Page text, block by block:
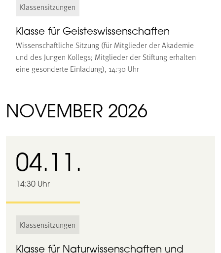
Klassensitzungen
Klasse für Geisteswissenschaften
Wissenschaftliche Sitzung (für Mitglieder der Akademie
und des Jungen Kollegs; Mitglieder der Stiftung erhalten
eine gesonderte Einladung), 14:30 Uhr
NOVEMBER 2026
04.11.
14:30 Uhr
Klassensitzungen
Klasse für Naturwissenschaften und